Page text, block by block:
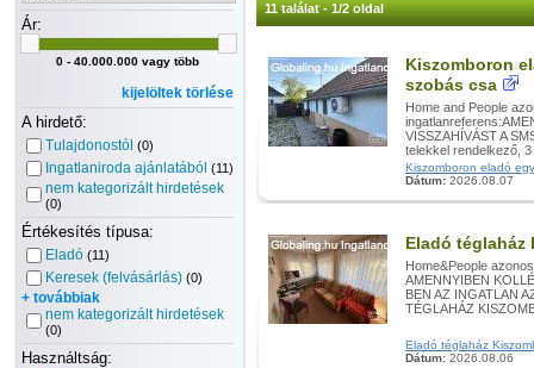
Ár:
0 - 40.000.000 vagy több
kijelöltek törlése
A hirdető:
Tulajdonostól (0)
Ingatlaniroda ajánlatából (11)
nem kategorizált hirdetések
(0)
Értékesítés típusa:
Eladó (11)
Keresek (felvásárlás) (0)
+ továbbiak
nem kategorizált hirdetések
(0)
Használtság:
11 találat - 1/2 oldal
Kiszomboron
szobás csa
Home and People
VISSZAHÍVÁST A
telekkel rendelkező,
Kiszomboron eladó
Dátum: 2026.08.07
Eladó téglaház
Home&People
AMENNYIBEN
BEN AZ INGATLAN
TÉGLAHÁZ
Eladó téglaház
Dátum: 2026.08.06